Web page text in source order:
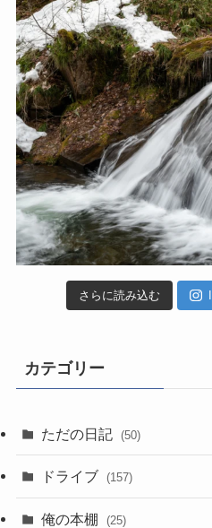
さらに読み込む
カテゴリー
ただの日記 (50)
ドライブ (157)
俺の本棚 (25)